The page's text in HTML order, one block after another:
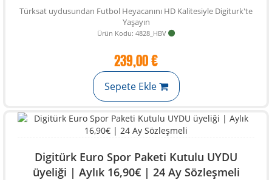
Türksat uydusundan Futbol Heyacanını HD Kalitesiyle Digiturk'te
Yaşayın
Ürün Kodu: 4828_HBV
239,00 €
Sepete Ekle
Digitürk Euro Spor Paketi Kutulu UYDU
üyeliği | Aylık 16,90€ | 24 Ay Sözleşmeli